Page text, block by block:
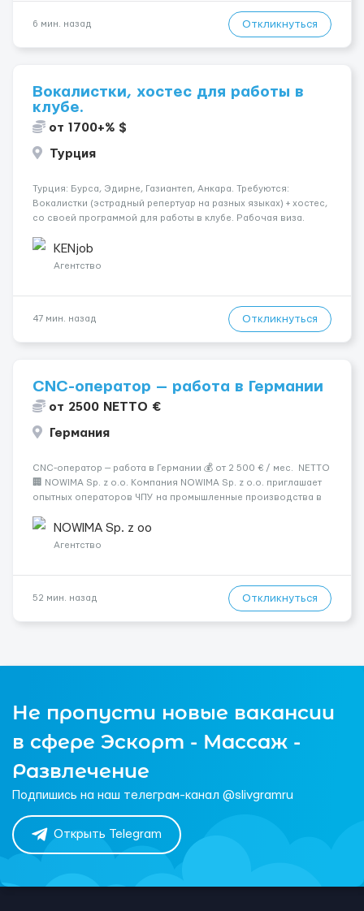
6 мин. назад Откликнуться
Вокалистки, хостес для работы в
клубе.
от 1700+% $
Турция
Турция: Бурса, Эдирне, Газиантеп, Анкара. Требуются:
Вокалистки (эстрадный репертуар на разных языках) + хостеc,
со своей программой для работы в клубе. Рабочая виза.
одного до трех месяцев. Мед. страховка. Высокая зарплат...
KENjob
Агентство
47 мин. назад Откликнуться
CNC-оператор — работа в Германии
от 2500 NETTO €
Германия
CNC-оператор — работа в Германии 💰 от 2 500 € / мес. NETTO
🏢 NOWIMA Sp. z o.o. Компания NOWIMA Sp. z o.o. приглашает
опытных операторов ЧПУ на промышленные производства в
Проживание, оформление и билеты — за счёт компани...
NOWIMA Sp. z oo
Агентство
52 мин. назад Откликнуться
Не пропусти новые вакансии
в сфере Эскорт - Массаж -
Развлечение
Подпишись на наш телеграм-канал @slivgramru
Открыть Telegram